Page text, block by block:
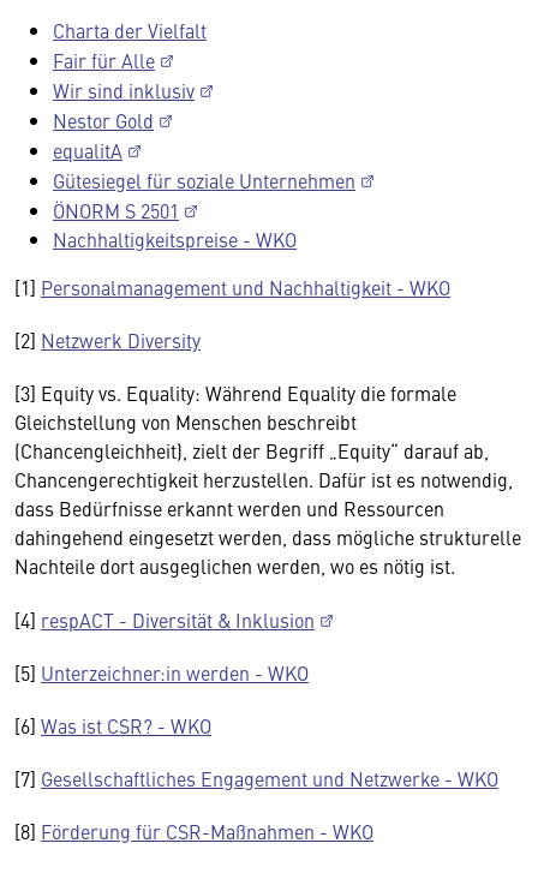
Charta der Vielfalt
Fair für Alle
Wir sind inklusiv
Nestor Gold
equalitA
Gütesiegel für soziale Unternehmen
ÖNORM S 2501
Nachhaltigkeitspreise - WKO
[1] Personalmanagement und Nachhaltigkeit - WKO
[2] Netzwerk Diversity
[3] Equity vs. Equality: Während Equality die formale
Gleichstellung von Menschen beschreibt
(Chancengleichheit), zielt der Begriff „Equity“ darauf ab,
Chancengerechtigkeit herzustellen. Dafür ist es notwendig,
dass Bedürfnisse erkannt werden und Ressourcen
dahingehend eingesetzt werden, dass mögliche strukturelle
Nachteile dort ausgeglichen werden, wo es nötig ist.
[4] respACT - Diversität & Inklusion
[5] Unterzeichner:in werden - WKO
[6] Was ist CSR? - WKO
[7] Gesellschaftliches Engagement und Netzwerke - WKO
[8] Förderung für CSR-Maßnahmen - WKO